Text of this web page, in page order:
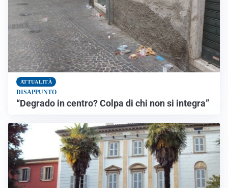
ATTUALITÀ
DISAPPUNTO
“Degrado in centro? Colpa di chi non si integra”